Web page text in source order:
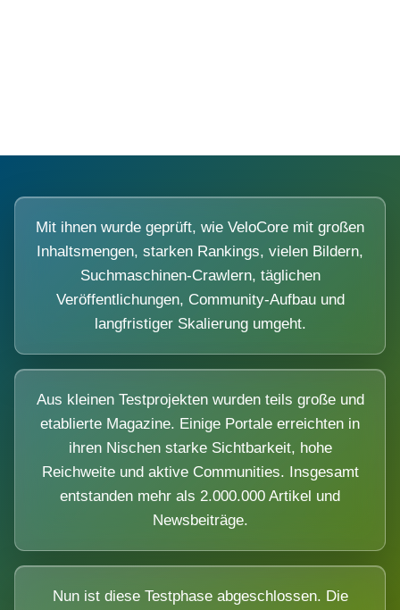
Mit ihnen wurde geprüft, wie VeloCore mit großen
Inhaltsmengen, starken Rankings, vielen Bildern,
Suchmaschinen-Crawlern, täglichen
Veröffentlichungen, Community-Aufbau und
langfristiger Skalierung umgeht.
Aus kleinen Testprojekten wurden teils große und
etablierte Magazine. Einige Portale erreichten in
ihren Nischen starke Sichtbarkeit, hohe
Reichweite und aktive Communities. Insgesamt
entstanden mehr als 2.000.000 Artikel und
Newsbeiträge.
Nun ist diese Testphase abgeschlossen. Die